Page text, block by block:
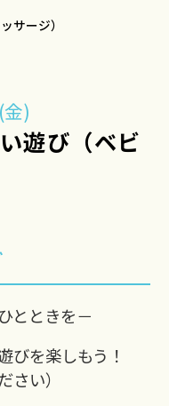
サージ）
)
遊び（ベビ
とときを－
びを楽しもう！
さい）